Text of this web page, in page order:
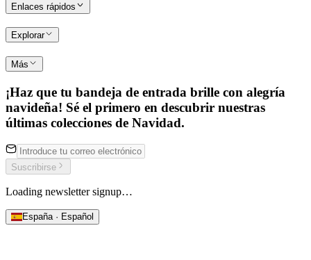
Enlaces rápidos
Explorar
Más
¡Haz que tu bandeja de entrada brille con alegría
navideña! Sé el primero en descubrir nuestras
últimas colecciones de Navidad.
Suscribirse
Loading newsletter signup…
España · Español